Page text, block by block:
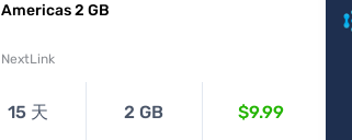
Americas 2 GB
NextLink
15 天 2 GB $9.99